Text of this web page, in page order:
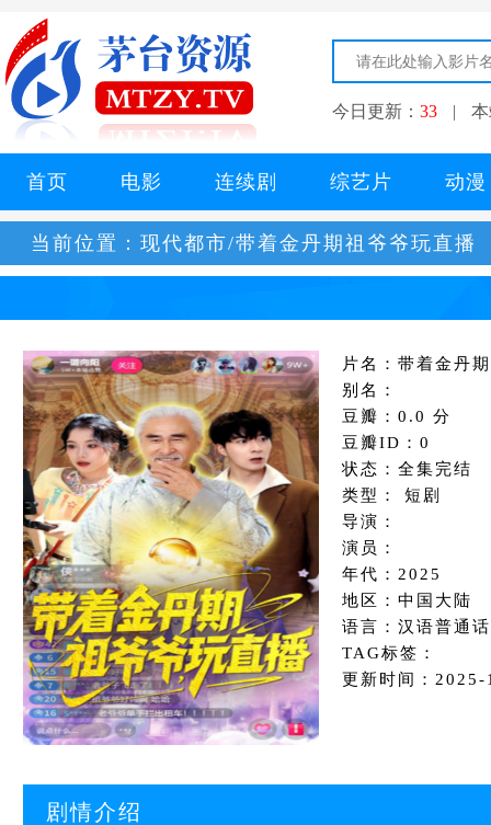
今日更新： 33 |
首页 电影 连续剧 综艺片 动漫
当前位置： 现代都市/带着金丹期祖爷爷玩直播
片名：带着金丹
别名：
豆瓣：0.0 分
豆瓣ID：0
状态：全集完结
类型： 短剧
导演：
演员：
年代：2025
地区：中国大陆
语言：汉语普通话
TAG标签：
更新时间：
剧情介绍